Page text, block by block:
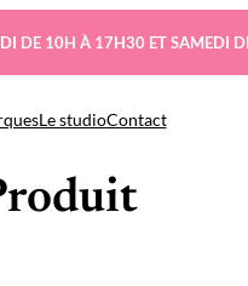
DE 10H À 17H30 ET SAMEDI
Le studioContact